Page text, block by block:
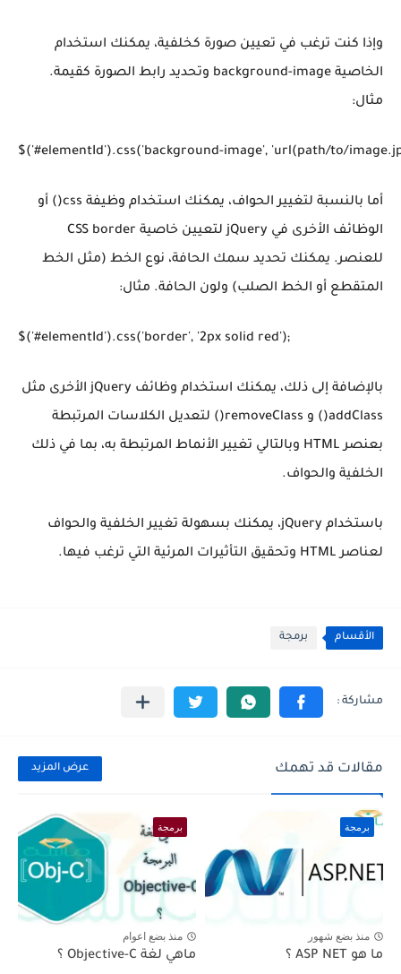
وإذا كنت ترغب في تعيين صورة كخلفية، يمكنك استخدام
الخاصية background-image وتحديد رابط الصورة كقيمة.
مثال:
$('#elementId').css('background-image', 'url(path/to/
أما بالنسبة لتغيير الحواف، يمكنك استخدام وظيفة css() أو
الوظائف الأخرى في jQuery لتعيين خاصية CSS border
للعنصر. يمكنك تحديد سمك الحافة، نوع الخط (مثل الخط
المتقطع أو الخط الصلب) ولون الحافة. مثال:
$('#elementId').css('border', '2px solid red');
بالإضافة إلى ذلك، يمكنك استخدام وظائف jQuery الأخرى مثل
addClass() و removeClass() لتعديل الكلاسات المرتبطة
بعنصر HTML وبالتالي تغيير الأنماط المرتبطة به، بما في ذلك
الخلفية والحواف.
باستخدام jQuery، يمكنك بسهولة تغيير الخلفية والحواف
لعناصر HTML وتحقيق التأثيرات المرئية التي ترغب فيها.
الأقسام برمجة
مقالات قد تهمك عرض المزيد
برمجة
منذ بضع شهور
ما هو ASP NET ؟
برمجة
منذ بضع اعوام
ماهي لغة Objective-C ؟